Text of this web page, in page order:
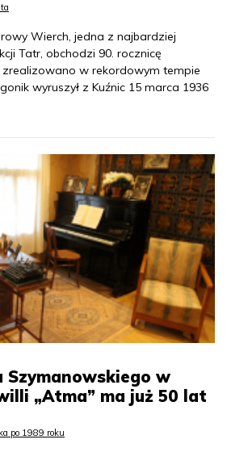
Wierch, jedna z najbardziej
Tatr, obchodzi 90. rocznicę
zrealizowano w rekordowym tempie
wyruszył z Kuźnic 15 marca 1936
Szymanowskiego w
„Atma” ma już 50 lat
po 1989 roku